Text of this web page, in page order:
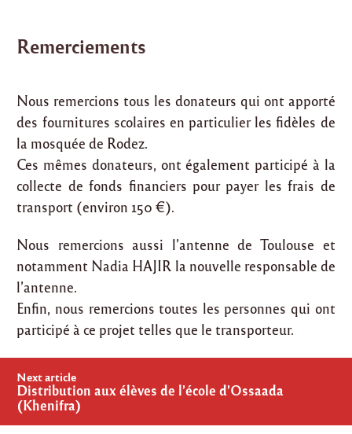
Remerciements
Nous remercions tous les donateurs qui ont apporté
des fournitures scolaires en particulier les fidèles de
la mosquée de Rodez.
Ces mêmes donateurs, ont également participé à la
collecte de fonds financiers pour payer les frais de
transport (environ 150 €).
Nous remercions aussi l’antenne de Toulouse et
notamment Nadia HAJIR la nouvelle responsable de
l’antenne.
Enfin, nous remercions toutes les personnes qui ont
participé à ce projet telles que le transporteur.
Post
navigation
Next article
Distribution aux élèves de l’école d’Ossaada
(Khenifra)